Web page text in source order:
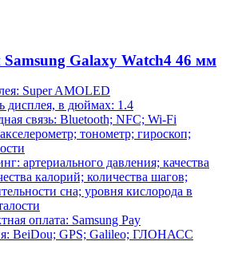
Galaxy Watch4 46 мм
Super AMOLED
дисплея, в дюймах: 1.4
связь: Bluetooth; NFC; Wi-Fi
тонометр; гироскоп;
артериального давления; качества
калорий; количества шагов;
сна; уровня кислорода в
оплата: Samsung Pay
BeiDou; GPS; Galileo; ГЛОНАСС